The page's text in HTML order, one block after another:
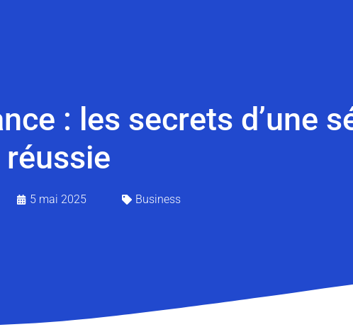
: les secrets d’une
réussie
5 mai 2025 Business